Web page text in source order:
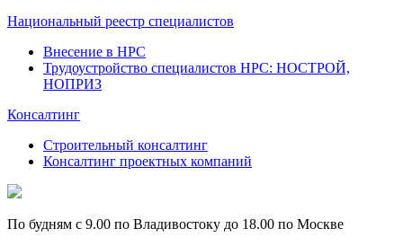
Национальный реестр специалистов
Внесение в НРС
Трудоустройство специалистов НРС: НОСТРОЙ,
НОПРИЗ
Консалтинг
Строительный консалтинг
Консалтинг проектных компаний
По будням с 9.00 по Владивостоку до 18.00 по Москве